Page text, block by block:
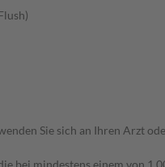
Sie sich an Ihren Arzt
bei mindestens einem von